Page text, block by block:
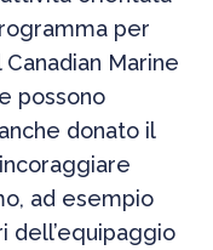
per
Canadian Marine
possono
donato il
ad esempio
dell’equipaggio